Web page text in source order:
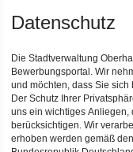
Datenschutz
Die Stadtverwaltung
Bewerbungsportal. Wir
und möchten, dass Sie
Der Schutz Ihrer
uns ein wichtiges Anliegen,
berücksichtigen. Wir
erhoben werden gemäß